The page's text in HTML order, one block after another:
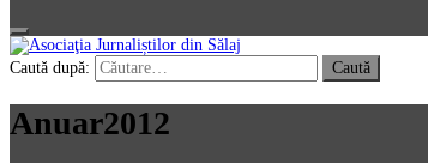
Asociaţia Jurnaliștilor din Sălaj
Caută după:
Anuar2012